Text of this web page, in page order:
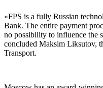
«FPS is a fully Russian
Bank. The entire payment
no possibility to influence the
concluded Maksim Liksutov,
Transport.